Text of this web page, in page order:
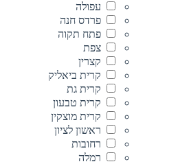
עפולה
פרדס חנה
פתח תקוה
צפת
קצרין
קרית ביאליק
קרית גת
קרית טבעון
קרית מוצקין
ראשון לציון
רחובות
רמלה